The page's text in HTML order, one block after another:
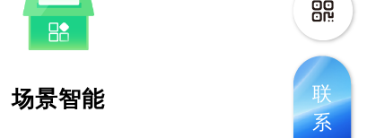
联
系
场景智能